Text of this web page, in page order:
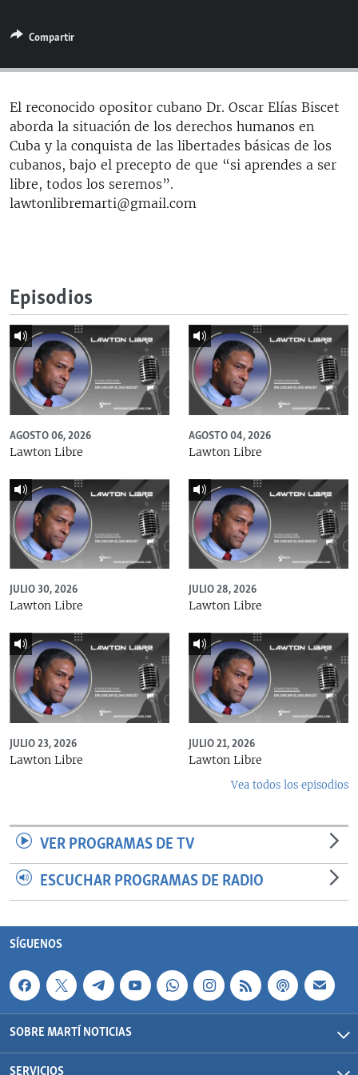
ESPECIALES
ESPECIALES
LA REALIDAD DE LA VIVIENDA EN CUBA
SER VIEJO EN CUBA
KENTU-CUBANO
LOS SANTOS DE HIALEAH
DESINFORMACIÓN RUSA EN AMÉRICA LATINA
MULTIMEDIA
EDITORIALES
SÍGUENOS
Compartir
El reconocido opositor cubano Dr. Oscar Elías Biscet
aborda la situación de los derechos humanos en
Cuba y la conquista de las libertades básicas de los
cubanos, bajo el precepto de que “si aprendes a ser
libre, todos los seremos”.
lawtonlibremarti@gmail.com
Episodios
AGOSTO 06, 2026
Lawton Libre
AGOSTO 04, 2026
Lawton Libre
JULIO 30, 2026
Lawton Libre
JULIO 28, 2026
Lawton Libre
JULIO 23, 2026
Lawton Libre
JULIO 21, 2026
Lawton Libre
Vea todos los episodios
VER PROGRAMAS DE TV
ESCUCHAR PROGRAMAS DE RADIO
SÍGUENOS
SOBRE MARTÍ NOTICIAS
SERVICIOS